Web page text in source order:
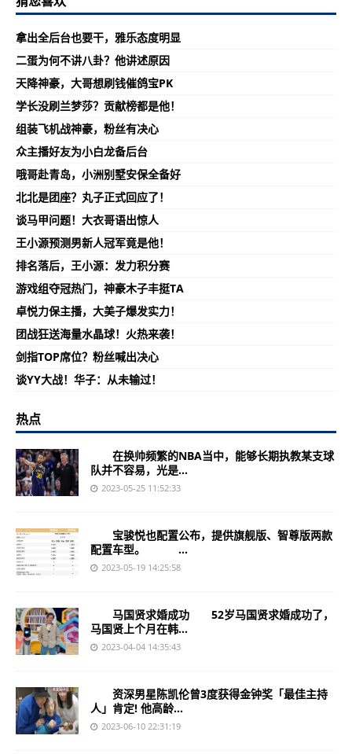
拿出全后台也要干，雅乐态度明显
二蛋为何不讲八卦？他讲述原因
天降神豪，大哥想刷钱催鸽宝PK
学长没刷兰梦莎？贡献榜都是他！
组装飞机战神豪，粉丝有决心
众主播好友为小白龙备后台
哦哥赴青岛，小洲别墅安保全备好
北北是团座？丸子正式回应了！
谈马甲问题！大衣哥语出惊人
王小源预测男新人冠军竟是他！
排名落后，王小源：发力积分赛
游戏组夺冠热门，神豪木子丰挺TA
卓悦力保主播，大美子爆发实力！
团战狂送海量水晶球！火热来袭！
剑指TOP席位？粉丝喊出决心
谈YY大战！华子：从未输过！
热点
在换帅频繁的NBA当中，能够长期执教某支球
队并不容易，光是...
2023-05-25 11:52:33
宝骏悦也配置公布，提供旗舰版、智尊版两款
配置车型。 ...
2023-05-19 14:25:58
马国贤求婚成功 52岁马国贤求婚成功了，
马国贤上个月在韩...
2023-04-04 14:35:43
资深男星陈凯伦曾3度获得金钟奖「最佳主持
人」肯定! 他高龄...
2023-06-10 22:31:19